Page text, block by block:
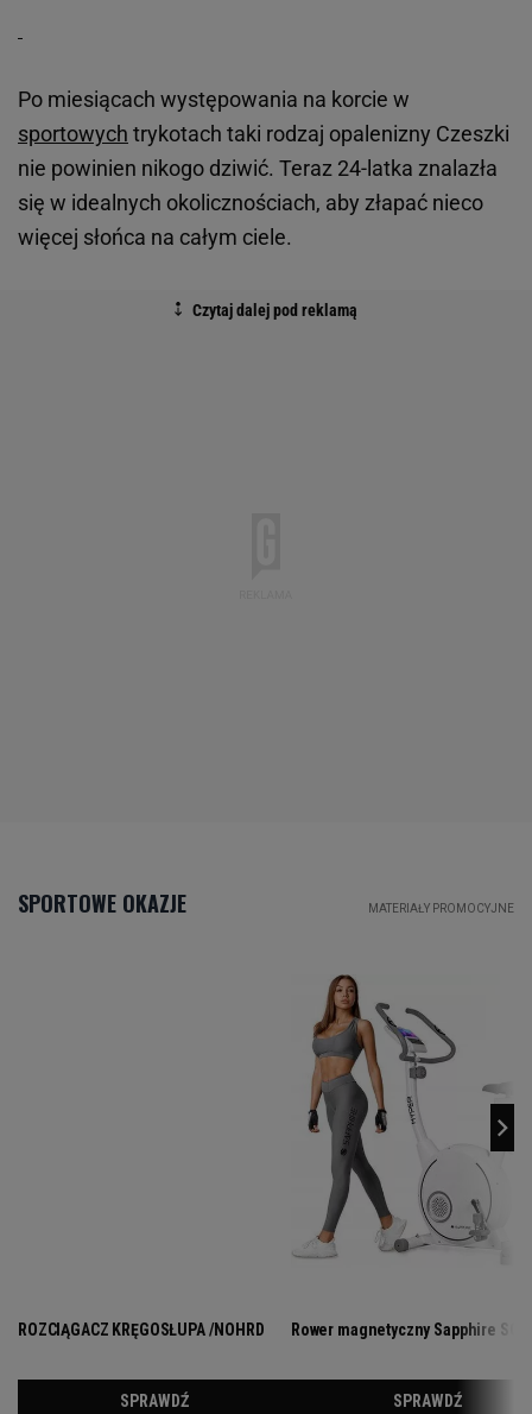
Po miesiącach występowania na korcie w
sportowych trykotach taki rodzaj opalenizny Czeszki
nie powinien nikogo dziwić. Teraz 24-latka znalazła
się w idealnych okolicznościach, aby złapać nieco
więcej słońca na całym ciele.